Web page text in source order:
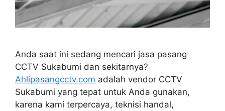
Anda saat ini sedang mencari jasa pasang
CCTV Sukabumi dan sekitarnya?
Ahlipasangcctv.com adalah vendor CCTV
Sukabumi yang tepat untuk Anda gunakan,
karena kami terpercaya, teknisi handal,